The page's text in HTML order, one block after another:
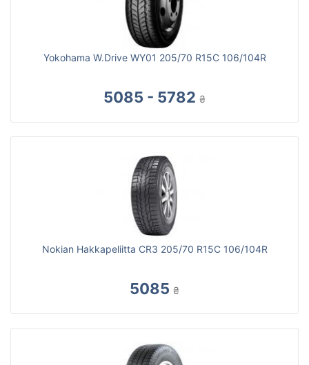
Yokohama W.Drive WY01 205/70 R15C 106/104R
5085 - 5782 ₴
Nokian Hakkapeliitta CR3 205/70 R15C 106/104R
5085 ₴